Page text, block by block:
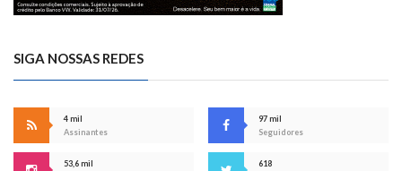
SIGA NOSSAS REDES
4 mil
Assinantes
97 mil
Seguidores
53,6 mil
618